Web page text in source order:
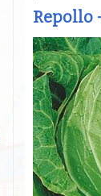
Repollo